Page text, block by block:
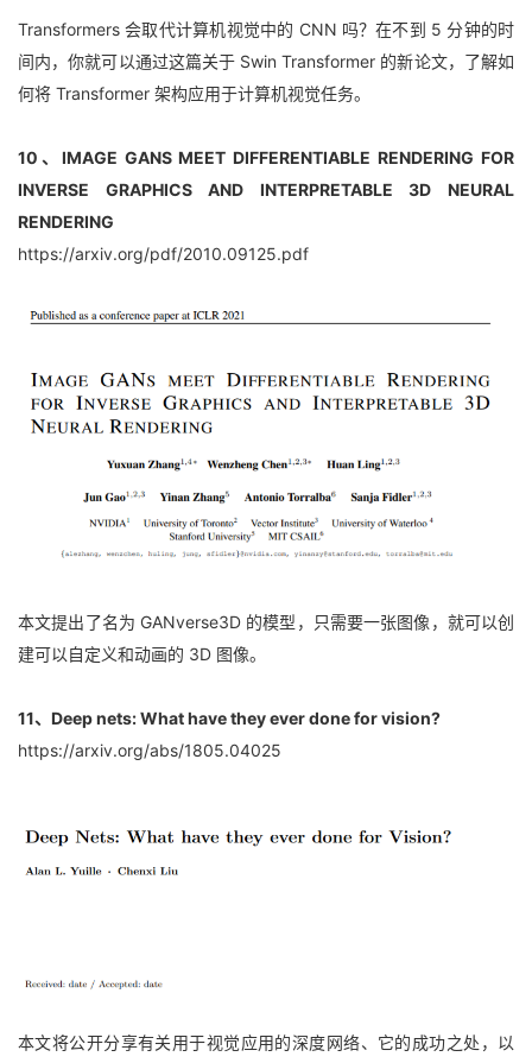
Transformers 会取代计算机视觉中的 CNN 吗？在不到 5 分钟的时
间内，你就可以通过这篇关于 Swin Transformer 的新论文，了解如
何将 Transformer 架构应用于计算机视觉任务。
10、IMAGE GANS MEET DIFFERENTIABLE RENDERING FOR
INVERSE GRAPHICS AND INTERPRETABLE 3D NEURAL
RENDERING
https://arxiv.org/pdf/2010.09125.pdf
本文提出了名为 GANverse3D 的模型，只需要一张图像，就可以创
建可以自定义和动画的 3D 图像。
11、Deep nets: What have they ever done for vision?
https://arxiv.org/abs/1805.04025
本文将公开分享有关用于视觉应用的深度网络、它的成功之处，以